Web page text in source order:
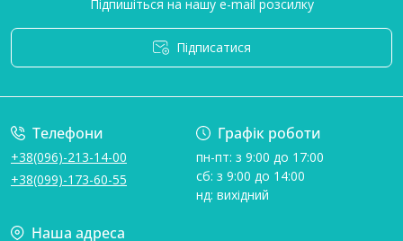
Підпишіться на нашу e-mail розсилку
Підписатися
Телефони
+38(096)-213-14-00
+38(099)-173-60-55
Графік роботи
пн-пт: з 9:00 до 17:00
сб: з 9:00 до 14:00
нд: вихідний
Наша адреса